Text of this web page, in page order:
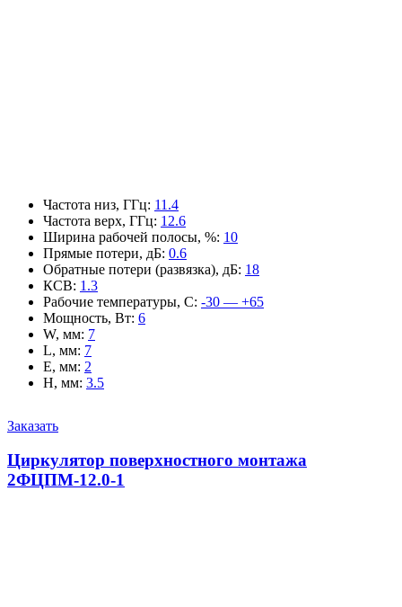
Частота низ, ГГц: 11.4
Частота верх, ГГц: 12.6
Ширина рабочей полосы, %: 10
Прямые потери, дБ: 0.6
Обратные потери (развязка), дБ: 18
КСВ: 1.3
Рабочие температуры, С: -30 — +65
Мощность, Вт: 6
W, мм: 7
L, мм: 7
E, мм: 2
H, мм: 3.5
Заказать
Циркулятор поверхностного монтажа
2ФЦПМ-12.0-1